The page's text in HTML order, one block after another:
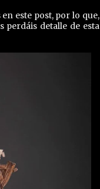
este post, por lo que,
perdáis detalle de esta